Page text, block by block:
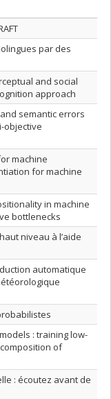
par des
and social
approach
semantic errors
objective
machine
for machine
in machine
bottlenecks
niveau à l’aide
automatique
: training low-
of
: écoutez avant de